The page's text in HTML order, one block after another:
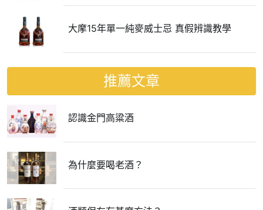
大摩15年單一純麥威士忌 真假辨識教學
推薦文章
認識金門高粱酒
為什麼要喝老酒？